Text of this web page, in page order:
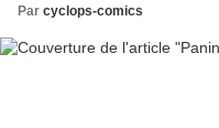
Par cyclops-comics